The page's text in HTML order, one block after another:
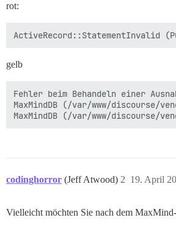
rot:
ActiveRecord::StatementInvalid
gelb
Fehler beim Behandeln einer
MaxMindDB (/var/www/discourse/
MaxMindDB (/var/www/discourse/
codinghorror (Jeff Atwood) 19. April
2
Vielleicht möchten Sie nach dem